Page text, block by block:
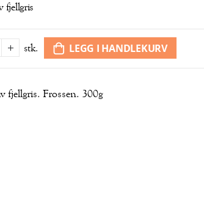
fjellgris
stk. LEGG I HANDLEKURV
fjellgris. Frossen. 300g